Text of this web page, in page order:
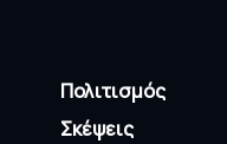
Πολιτισμός
Σκέψεις